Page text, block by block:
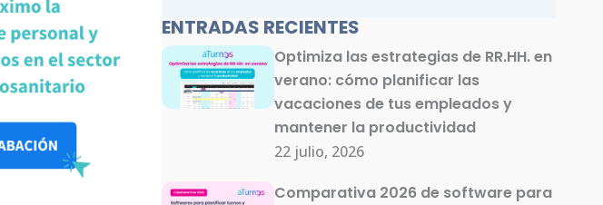
ENTRADAS RECIENTES
Optimiza las estrategias de RR.HH. en
verano: cómo planificar las
vacaciones de tus empleados y
mantener la productividad
22 julio, 2026
Comparativa 2026 de software para